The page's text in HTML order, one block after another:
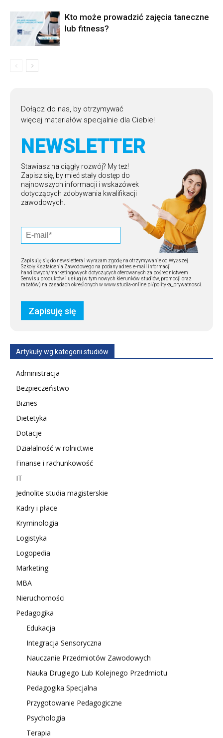
Kto może prowadzić zajęcia taneczne
lub fitness?
Dołącz do nas, by otrzymywać
więcej materiałów specjalnie dla Ciebie!
NEWSLETTER
Stawiasz na ciągły rozwój? My też!
Zapisz się, by mieć stały dostęp do
najnowszych informacji i wskazówek
dotyczących zdobywania kwalifikacji
zawodowych.
Zapisuję się do newslettera i wyrażam zgodę na otrzymywanie od Wyższej
Szkoły Kształcenia Zawodowego na podany adres e-mail informacji
handlowych/marketingowych dotyczących oferowanych za pośrednictwem
Serwisu produktów i usług (w tym nowych kierunków studiów, promocji oraz
rabatów) na zasadach określonych w www.studia-online.pl/polityka_prywatnosci.
Artykuły wg kategorii studiów
Administracja
Bezpieczeństwo
Biznes
Dietetyka
Dotacje
Działalność w rolnictwie
Finanse i rachunkowość
IT
Jednolite studia magisterskie
Kadry i płace
Kryminologia
Logistyka
Logopedia
Marketing
MBA
Nieruchomości
Pedagogika
Edukacja
Integracja Sensoryczna
Nauczanie Przedmiotów Zawodowych
Nauka Drugiego Lub Kolejnego Przedmiotu
Pedagogika Specjalna
Przygotowanie Pedagogiczne
Psychologia
Terapia